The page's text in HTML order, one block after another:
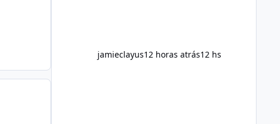
jamieclayus12 horas atrás12 hs